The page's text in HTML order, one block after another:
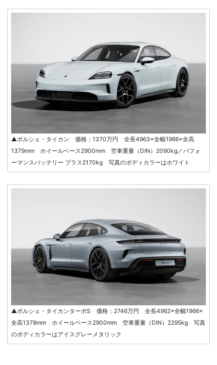
▲ポルシェ・タイカン 価格：1370万円 全長4963×全幅1966×全高
1379mm ホイールベース2900mm 空車重量（DIN）2090kg／パフォ
ーマンスバッテリー プラス2170kg 写真のボディカラーはホワイト
▲ポルシェ・タイカンターボS 価格：2746万円 全長4962×全幅1966×
全高1378mm ホイールベース2900mm 空車重量（DIN）2295kg 写真
のボディカラーはアイスグレーメタリック